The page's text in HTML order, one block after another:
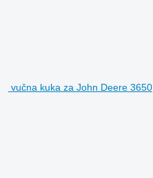
vučna kuka za John Deere 3650